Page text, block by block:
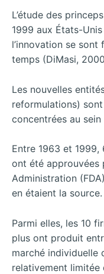
L’étude des
1999 aux États-
l’innovation se
temps (DiMasi,
Les nouvelles
reformulations)
concentrées au
Entre 1963 et 1999,
ont été approuvées
Administration
en étaient la source.
Parmi elles, les 10
plus ont produit
marché individuelle
relativement limitée